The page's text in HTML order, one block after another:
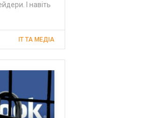
І навіть
IT ТА МЕДІА